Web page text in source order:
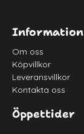
Information
Om oss
Köpvillkor
Leveransvillkor
Kontakta oss
Öppettider